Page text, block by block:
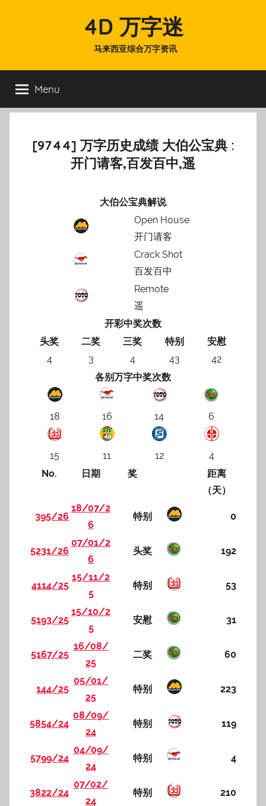
4D 万字迷
马来西亚综合万字资讯
Menu
[9744] 万字历史成绩 大伯公宝典 :
开门请客,百发百中,遥
大伯公宝典解说
Open House
开门请客
Crack Shot
百发百中
Remote
遥
开彩中奖次数
头奖
二奖 三奖 特别
安慰
4
3 4 43
42
各别万字中奖次数
18 16 14 6
15 11 12
4
No.
日期 奖
距离
（天）
395/26
18/07/2
6
特别 0
5231/26
07/01/2
6
头奖 192
4114/25
15/11/2
5
特别 53
5193/25
15/10/2
5
安慰 31
5167/25
16/08/
25
二奖 60
144/25
05/01/
25
特别 223
5854/24
08/09/
24
特别 119
5799/24
04/09/
24
特别 4
3822/24
07/02/
24
特别 210